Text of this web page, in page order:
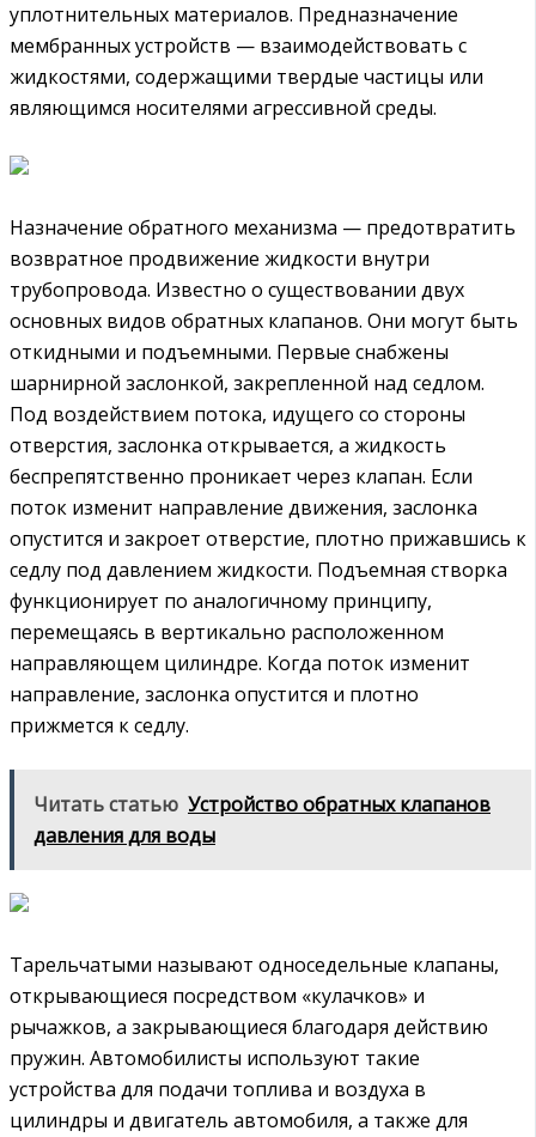
уплотнительных материалов. Предназначение
мембранных устройств — взаимодействовать с
жидкостями, содержащими твердые частицы или
являющимся носителями агрессивной среды.
Назначение обратного механизма — предотвратить
возвратное продвижение жидкости внутри
трубопровода. Известно о существовании двух
основных видов обратных клапанов. Они могут быть
откидными и подъемными. Первые снабжены
шарнирной заслонкой, закрепленной над седлом.
Под воздействием потока, идущего со стороны
отверстия, заслонка открывается, а жидкость
беспрепятственно проникает через клапан. Если
поток изменит направление движения, заслонка
опустится и закроет отверстие, плотно прижавшись к
седлу под давлением жидкости. Подъемная створка
функционирует по аналогичному принципу,
перемещаясь в вертикально расположенном
направляющем цилиндре. Когда поток изменит
направление, заслонка опустится и плотно
прижмется к седлу.
Читать статью Устройство обратных клапанов
давления для воды
Тарельчатыми называют односедельные клапаны,
открывающиеся посредством «кулачков» и
рычажков, а закрывающиеся благодаря действию
пружин. Автомобилисты используют такие
устройства для подачи топлива и воздуха в
цилиндры и двигатель автомобиля, а также для